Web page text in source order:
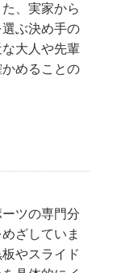
、実家から
ぶ決め手の
大人や先輩
めることの
ツの専門分
ざしていま
やスライド